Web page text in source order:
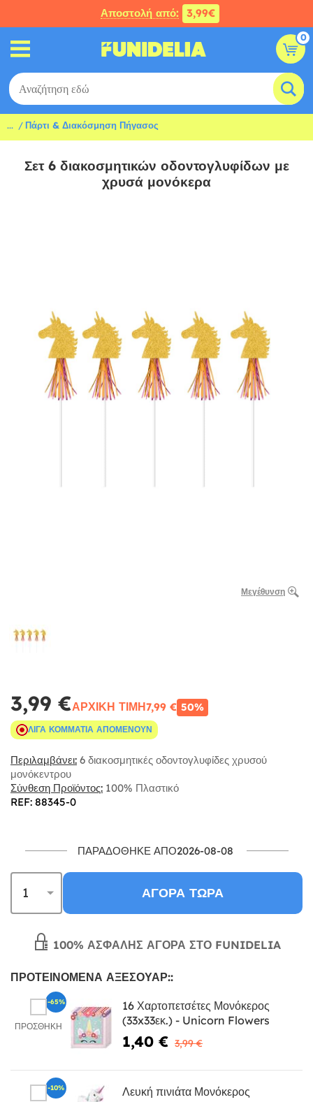
Αποστολή από: 3,99€
0
... Πάρτι & Διακόσμηση Πήγασος
Σετ 6 διακοσμητικών οδοντογλυφίδων με
χρυσά μονόκερα
Μεγέθυνση
3,99 €ΑΡΧΙΚΉ ΤΙΜΉ7,99 € 50%
ΛΊΓΑ ΚΟΜΜΆΤΙΑ ΑΠΟΜΈΝΟΥΝ
Περιλαμβάνει: 6 διακοσμητικές οδοντογλυφίδες χρυσού
μονόκεντρου
Σύνθεση Προϊόντος: 100% Πλαστικό
REF: 88345-0
ΠΑΡΑΔΌΘΗΚΕ ΑΠΌ2026-08-08
ΑΓΟΡΆ ΤΏΡΑ
100% ΑΣΦΑΛΉΣ ΑΓΟΡΆ ΣΤΟ FUNIDELIA
ΠΡΟΤΕΙΝΌΜΕΝΑ ΑΞΕΣΟΥΆΡ::
ΠΡΟΣΘΉΚΗ
16 Χαρτοπετσέτες Μονόκερος
(33x33εκ.) - Unicorn Flowers
1,40 € 3,99 €
-65%
Λευκή πινιάτα Μονόκερος
-10%